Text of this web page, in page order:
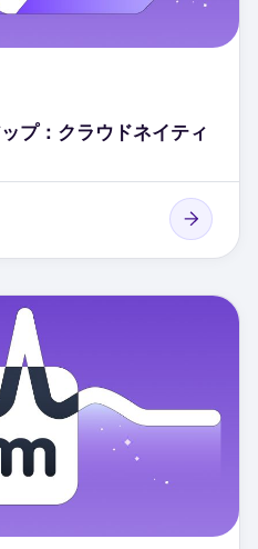
プ：クラウドネイティ